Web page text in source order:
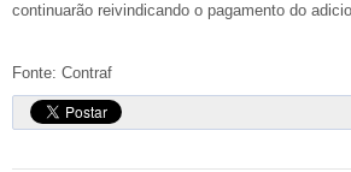
continuarão reivindicando o pagamento do
Fonte: Contraf